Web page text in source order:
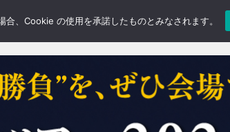
、Cookie の使用を承諾したものとみなされます。